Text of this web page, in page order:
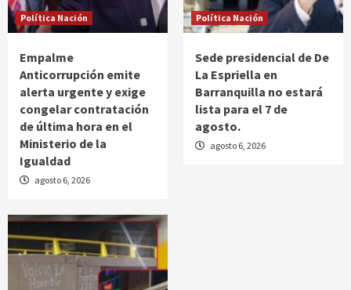
Política Nación
Empalme
Anticorrupción emite
alerta urgente y exige
congelar contratación
de última hora en el
Ministerio de la
Igualdad
agosto 6, 2026
Política Nación
Sede presidencial de De
La Espriella en
Barranquilla no estará
lista para el 7 de
agosto.
agosto 6, 2026